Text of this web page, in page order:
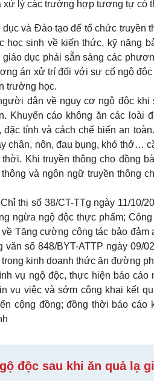
xử lý các trường hợp tương tự có
và Đào tạo để tổ chức truyền
học sinh về kiến thức, kỹ năng
dục phải sẵn sàng các
án xử trí đối với sự cố ngộ
trường học.
dân về nguy cơ ngộ độc khi
Khuyến cáo không ăn các loài
tính và cách chế biến an
chân, nôn, đau bụng, khó thở…
Khi truyền thông cho đồng
và ngôn ngữ truyền thông
thị số 38/CT-TTg ngày 11/10/
ngừa ngộ độc thực phẩm;
Tăng cường công tác bảo đảm
số 848/BYT-ATTP ngày 09/
kinh doanh thức ăn đường
vụ ngộ độc, thực hiện báo cáo
vụ việc và sớm công khai kết
cộng đồng; đồng thời báo cáo
độc sau khi ăn quả lạ